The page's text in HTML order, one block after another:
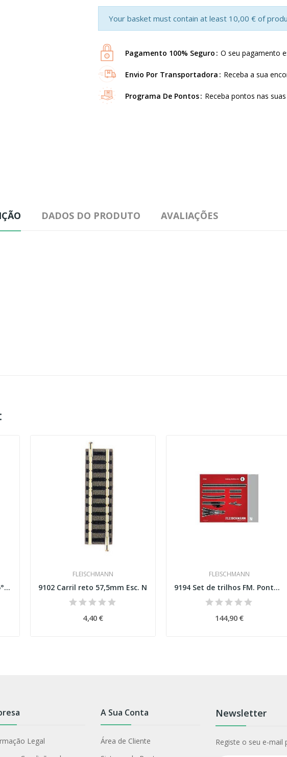
Your basket must contain at least 10,00 € of
Pagamento 100% Seguro O seu pagamento
Envio Por Transportadora Receba a sua
Programa De Pontos Receba pontos nas
DADOS DO PRODUTO AVALIAÇÕES
9122 Carril curvo raio R1, 15° Esc. N
FLEISCHMANN
9102 Carril reto 57,5mm Esc. N
4,40 €
FLEISCHMANN
9194 Set de trilhos FM. Ponto de três vias...
144,90 €
Legal
A Sua Conta
Área de Cliente
Newsletter
Registe o seu e-mail